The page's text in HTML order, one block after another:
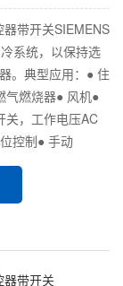
带开关SIEMENS
系统，以保持选
。典型应用：● 住
气燃烧器● 风机●
关，工作电压AC
控制● 手动
带开关